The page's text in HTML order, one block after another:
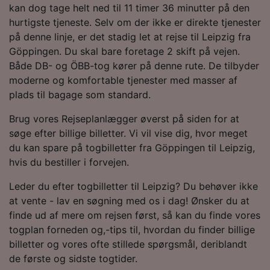
kan dog tage helt ned til 11 timer 36 minutter på den
hurtigste tjeneste. Selv om der ikke er direkte tjenester
på denne linje, er det stadig let at rejse til Leipzig fra
Göppingen. Du skal bare foretage 2 skift på vejen.
Både DB- og ÖBB-tog kører på denne rute. De tilbyder
moderne og komfortable tjenester med masser af
plads til bagage som standard.
Brug vores Rejseplanlægger øverst på siden for at
søge efter billige billetter. Vi vil vise dig, hvor meget
du kan spare på togbilletter fra Göppingen til Leipzig,
hvis du bestiller i forvejen.
Leder du efter togbilletter til Leipzig? Du behøver ikke
at vente - lav en søgning med os i dag! Ønsker du at
finde ud af mere om rejsen først, så kan du finde vores
togplan forneden og,-tips til, hvordan du finder billige
billetter og vores ofte stillede spørgsmål, deriblandt
de første og sidste togtider.
levere:
Bruge præcise geografiske
placeringsoplysninger. Aktivt scanne
enhedskarakteristika til identifikation.
Opbevare og/eller tilgå oplysninger på en
enhed. Tilpasset annoncering og indhold,
annoncerings- og indholdsmåling,
målgruppeundersøgelser og udvikling af
tjenester.
Liste over partnere (leverandører)